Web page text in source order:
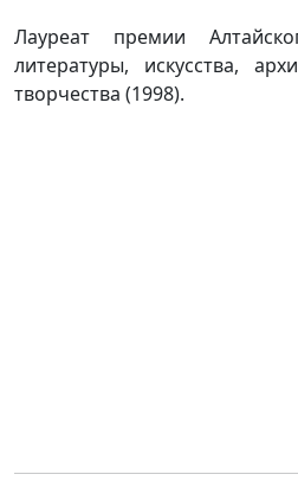
Лауреат премии
литературы, искусства,
творчества (1998).